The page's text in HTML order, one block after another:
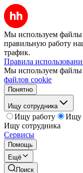
Мы используем файлы
правильную работу
трафик.
Правила
Мы используем файлы
файлов cookie
Понятно
Ищу сотрудника
Ищу работу
Ищу
Ищу сотрудника
Сервисы
Помощь
Ещё
Поиск